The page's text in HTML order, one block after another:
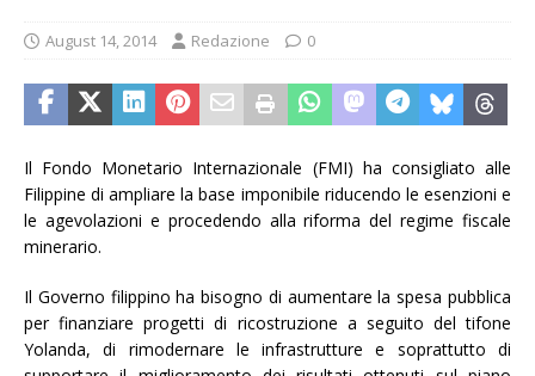
August 14, 2014 Redazione 0
Il Fondo Monetario Internazionale (FMI) ha consigliato alle
Filippine di ampliare la base imponibile riducendo le esenzioni e
le agevolazioni e procedendo alla riforma del regime fiscale
minerario.
Il Governo filippino ha bisogno di aumentare la spesa pubblica
per finanziare progetti di ricostruzione a seguito del tifone
Yolanda, di rimodernare le infrastrutture e soprattutto di